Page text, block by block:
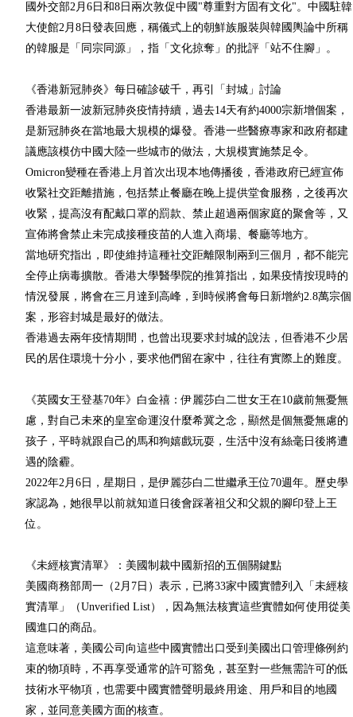
國外交部2月6日和8日兩次敦促中國"尊重對方固有文化"。中國駐韓
大使館2月8日發表回應，稱儀式上的朝鮮族服裝與韓國輿論中所稱
的韓服是「同宗同源」，指「文化掠奪」的批評「站不住腳」。
《香港新冠肺炎》每日確診破千，再引「封城」討論
香港最新一波新冠肺炎疫情持續，過去14天有約4000宗新增個案，
是新冠肺炎在當地最大規模的爆發。香港一些醫療專家和政府都建
議應該模仿中國大陸一些城市的做法，大規模實施禁足令。
Omicron變種在香港上月首次出現本地傳播後，香港政府已經宣佈
收緊社交距離措施，包括禁止餐廳在晚上提供堂食服務，之後再次
收緊，提高沒有配戴口罩的罰款、禁止超過兩個家庭的聚會等，又
宣佈將會禁止未完成接種疫苗的人進入商場、餐廳等地方。
當地研究指出，即使維持這種社交距離限制兩到三個月，都不能完
全停止病毒擴散。香港大學醫學院的推算指出，如果疫情按現時的
情況發展，將會在三月達到高峰，到時候將會每日新增約2.8萬宗個
案，形容封城是最好的做法。
香港過去兩年疫情期間，也曾出現要求封城的說法，但香港不少居
民的居住環境十分小，要求他們留在家中，往往有實際上的難度。
《英國女王登基70年》白金禧：伊麗莎白二世女王在10歲前無憂無
慮，對自己未來的皇室命運沒什麼希冀之念，顯然是個無憂無慮的
孩子，平時就跟自己的馬和狗嬉戲玩耍，生活中沒有絲毫日後將遭
遇的陰霾。
2022年2月6日，星期日，是伊麗莎白二世繼承王位70週年。歷史學
家認為，她很早以前就知道日後會踩著祖父和父親的腳印登上王
位。
《未經核實清單》：美國制裁中國新招的五個關鍵點
美國商務部周一（2月7日）表示，已將33家中國實體列入「未經核
實清單」（Unverified List），因為無法核實這些實體如何使用從美
國進口的商品。
這意味著，美國公司向這些中國實體出口受到美國出口管理條例約
束的物項時，不再享受通常的許可豁免，甚至對一些無需許可的低
技術水平物項，也需要中國實體聲明最終用途、用戶和目的地國
家，並同意美國方面的核查。